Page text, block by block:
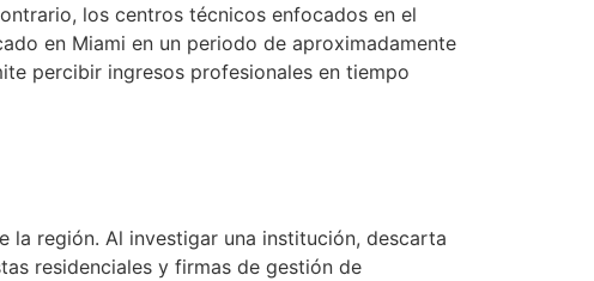
los centros técnicos enfocados en el
en Miami en un periodo de aproximadamente
percibir ingresos profesionales en tiempo
la región. Al investigar una institución, descarta
residenciales y firmas de gestión de